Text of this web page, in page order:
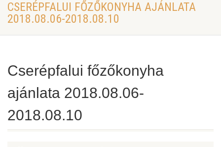
CSERÉPFALUI FŐZŐKONYHA AJÁNLATA
2018.08.06-2018.08.10
Cserépfalui főzőkonyha
ajánlata 2018.08.06-
2018.08.10